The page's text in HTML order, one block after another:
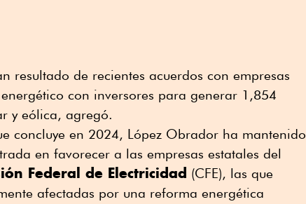
resultado de recientes acuerdos con empresas
con inversores para generar 1,854
y eólica, agregó.
concluye en 2024, López Obrador ha mantenido
en favorecer a las empresas estatales del
Federal de Electricidad (CFE), las que
afectadas por una reforma energética